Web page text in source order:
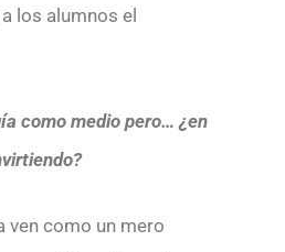
los alumnos el
como medio pero… ¿en
ven como un mero